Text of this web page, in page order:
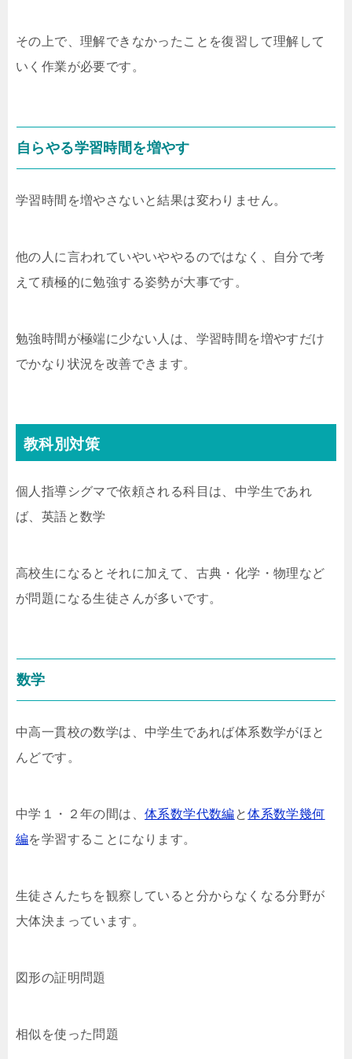
その上で、理解できなかったことを復習して理解して
いく作業が必要です。
自らやる学習時間を増やす
学習時間を増やさないと結果は変わりません。
他の人に言われていやいややるのではなく、自分で考
えて積極的に勉強する姿勢が大事です。
勉強時間が極端に少ない人は、学習時間を増やすだけ
でかなり状況を改善できます。
教科別対策
個人指導シグマで依頼される科目は、中学生であれ
ば、英語と数学
高校生になるとそれに加えて、古典・化学・物理など
が問題になる生徒さんが多いです。
数学
中高一貫校の数学は、中学生であれば体系数学がほと
んどです。
中学１・２年の間は、 体系数学代数編と体系数学幾何
編を学習することになります。
生徒さんたちを観察していると分からなくなる分野が
大体決まっています。
図形の証明問題
相似を使った問題